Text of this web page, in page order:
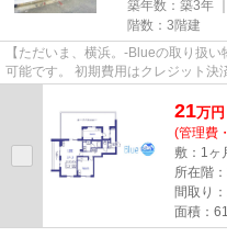
築年数：築3年
階数：3階建
【ただいま、横浜。-Blueの取り扱
可能です。 初期費用はクレジット決
21万円
(管理費
敷：1ヶ
所在階
間取り
面積：